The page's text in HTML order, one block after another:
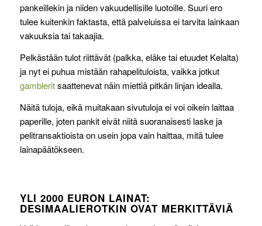
pankeillekin ja niiden vakuudellisille luotoille. Suuri ero
tulee kuitenkin faktasta, että palveluissa ei tarvita lainkaan
vakuuksia tai takaajia.
Pelkästään tulot riittävät (palkka, eläke tai etuudet Kelalta)
ja nyt ei puhua mistään rahapelituloista, vaikka jotkut
gambleritsaattenevat näin miettiä pitkän linjan idealla.
Näitä tuloja, eikä muitakaan sivutuloja ei voi oikein laittaa
paperille, joten pankit eivät niitä suoranaisesti laske ja
pelitransaktioista on usein jopa vain haittaa, mitä tulee
lainapäätökseen.
YLI 2000 EURON LAINAT:
DESIMAALIEROTKIN OVAT MERKITTÄVIÄ